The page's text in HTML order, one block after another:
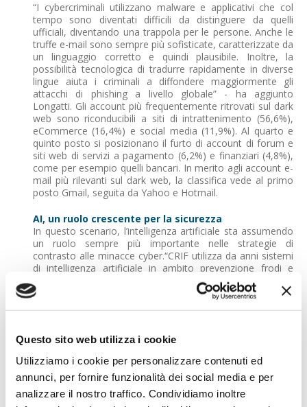
Questo sito web utilizza i cookie
Utilizziamo i cookie per personalizzare contenuti ed
annunci, per fornire funzionalità dei social media e per
analizzare il nostro traffico. Condividiamo inoltre
“I cybercriminali utilizzano malware e applicativi che col
tempo sono diventati difficili da distinguere da quelli
ufficiali, diventando una trappola per le persone. Anche le
truffe e-mail sono sempre più sofisticate, caratterizzate da
un linguaggio corretto e quindi plausibile. Inoltre, la
possibilità tecnologica di tradurre rapidamente in diverse
lingue aiuta i criminali a diffondere maggiormente gli
attacchi di phishing a livello globale” - ha aggiunto
Longatti. Gli account più frequentemente ritrovati sul dark
web sono riconducibili a siti di intrattenimento (56,6%),
eCommerce (16,4%) e social media (11,9%). Al quarto e
quinto posto si posizionano il furto di account di forum e
siti web di servizi a pagamento (6,2%) e finanziari (4,8%),
come per esempio quelli bancari. In merito agli account e-
mail più rilevanti sul dark web, la classifica vede al primo
posto Gmail, seguita da Yahoo e Hotmail.
AI, un ruolo crescente per la sicurezza
In questo scenario, l’intelligenza artificiale sta assumendo
un ruolo sempre più importante nelle strategie di
contrasto alle minacce cyber.“CRIF utilizza da anni sistemi
di intelligenza artificiale in ambito prevenzione frodi e
cyber risk in una duplice direzione: da un lato, per
strutturare e analizzare al meglio le moli di dati, dall’altro,
“I consumatori possono contare su un’assistenza
specializzata per risolvere eventuali problematiche in breve
tempo. Inoltre già da anni siamo in grado di intercettare i
dati personali dei nostri clienti sul dark web grazie alla